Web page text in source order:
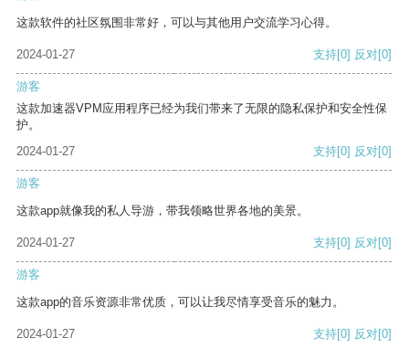
这款软件的社区氛围非常好，可以与其他用户交流学习心得。
2024-01-27 支持[0] 反对[0]
游客
这款加速器VPM应用程序已经为我们带来了无限的隐私保护和安全性保
护。
2024-01-27
支持[0] 反对[0]
游客
这款app就像我的私人导游，带我领略世界各地的美景。
2024-01-27 支持[0] 反对[0]
游客
这款app的音乐资源非常优质，可以让我尽情享受音乐的魅力。
2024-01-27 支持[0] 反对[0]